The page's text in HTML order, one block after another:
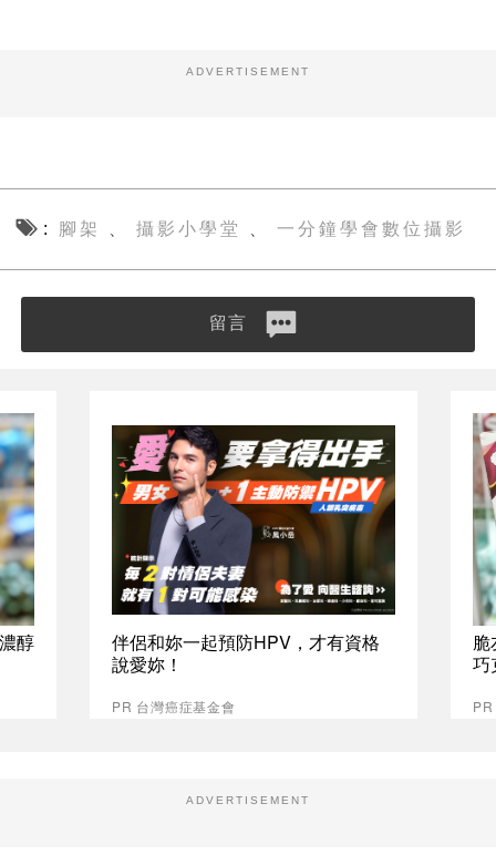
ADVERTISEMENT
腳架 、攝影小學堂 一分鐘學會數位攝影
留言
醇
伴侶和妳一起預防HPV，才有資格
說愛妳！
PR 台灣癌症基金會
脆
巧
ADVERTISEMENT